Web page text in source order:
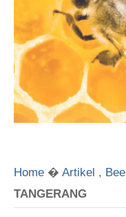
Home � Artikel ,
TANGERANG